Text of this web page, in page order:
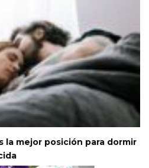
la mejor posición para dormir